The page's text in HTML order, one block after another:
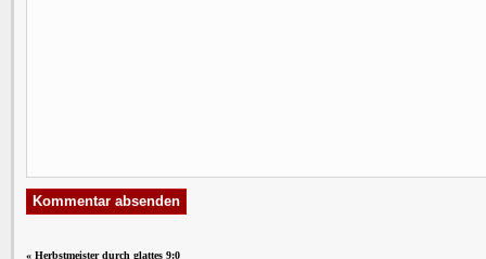
« Herbstmeister durch glattes 9:0